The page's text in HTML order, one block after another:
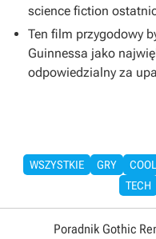
science fiction
Ten film przygodowy
Guinnessa jako
odpowiedzialny za
WSZYSTKIE GRY
TECH
Poradnik Gothic